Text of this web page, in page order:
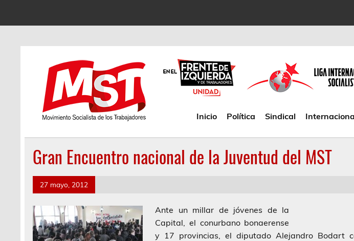
Inicio Política Sindical
Gran Encuentro nacional de la Juventud del MST
27 mayo, 2012
Ante un millar de jóvenes de la
Capital, el conurbano bonaerense
y 17 provincias, el diputado Alejandro Bodart